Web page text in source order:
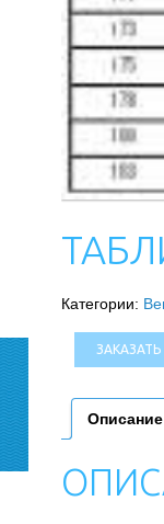
Категории:
ЗАКАЗАТЬ
Описание